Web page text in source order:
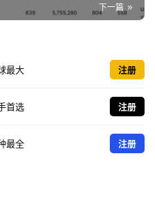
下一篇
最大 注册
首选 注册
最全 注册